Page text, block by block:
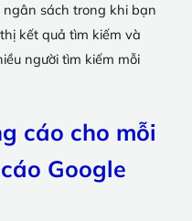
sách trong khi bạn
kết quả tìm kiếm và
người tìm kiếm mỗi
cáo cho mỗi
Google